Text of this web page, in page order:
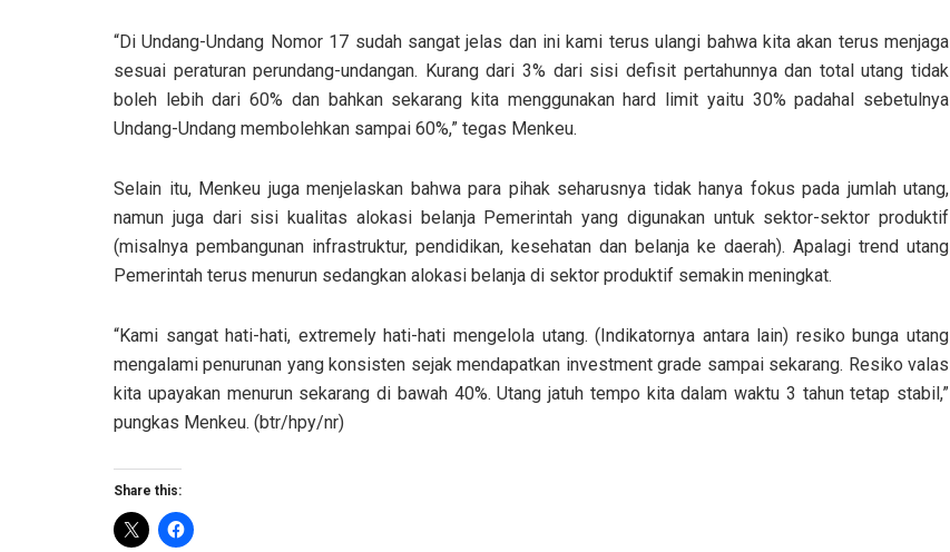
“Di Undang-Undang Nomor 17 sudah sangat jelas dan ini kami terus ulangi bahwa kita akan terus menjaga
sesuai peraturan perundang-undangan. Kurang dari 3% dari sisi defisit pertahunnya dan total utang tidak
boleh lebih dari 60% dan bahkan sekarang kita menggunakan hard limit yaitu 30% padahal sebetulnya
Undang-Undang membolehkan sampai 60%,” tegas Menkeu.
Selain itu, Menkeu juga menjelaskan bahwa para pihak seharusnya tidak hanya fokus pada jumlah utang,
namun juga dari sisi kualitas alokasi belanja Pemerintah yang digunakan untuk sektor-sektor produktif
(misalnya pembangunan infrastruktur, pendidikan, kesehatan dan belanja ke daerah). Apalagi trend utang
Pemerintah terus menurun sedangkan alokasi belanja di sektor produktif semakin meningkat.
“Kami sangat hati-hati, extremely hati-hati mengelola utang. (Indikatornya antara lain) resiko bunga utang
mengalami penurunan yang konsisten sejak mendapatkan investment grade sampai sekarang. Resiko valas
kita upayakan menurun sekarang di bawah 40%. Utang jatuh tempo kita dalam waktu 3 tahun tetap stabil,”
pungkas Menkeu. (btr/hpy/nr)
Share this: